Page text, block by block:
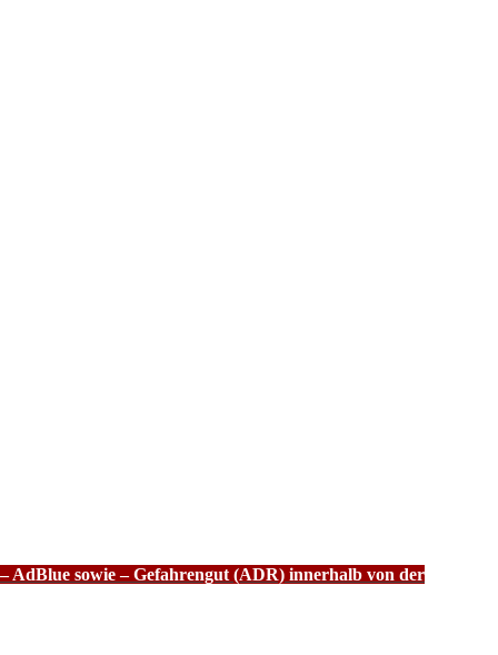
AdBlue sowie – Gefahrengut (ADR) innerhalb von der